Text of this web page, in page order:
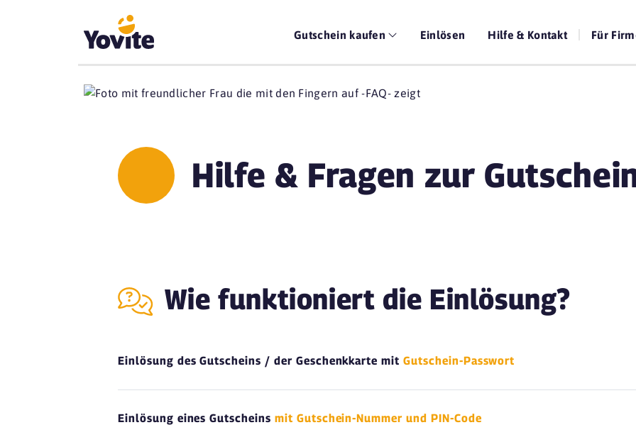
Gutschein kaufen Einlösen Hilfe & Kontakt Für
Hilfe & Fragen zur
Wie funktioniert die Einlösung?
Einlösung des Gutscheins / der Geschenkkarte mitGutschein-Passwort
Einlösung eines Gutscheins mit Gutschein-Nummer und PIN-Code